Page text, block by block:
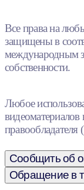
Все права на
защищены в
международным
собственности.
Любое
видеоматериалов
Сообщить об
Обращение в